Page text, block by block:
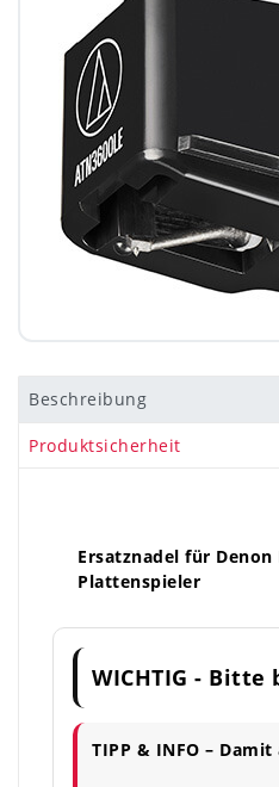
Beschreibung
Produktsicherheit
Ersatznadel für Denon
Plattenspieler
WICHTIG - Bitte
TIPP & INFO –